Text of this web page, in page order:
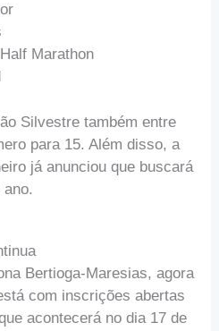
Marathon
Silvestre também entre
para 15. Além disso, a
já anunciou que buscará
Bertioga-Maresias, agora
com inscrições abertas
acontecerá no dia 17 de